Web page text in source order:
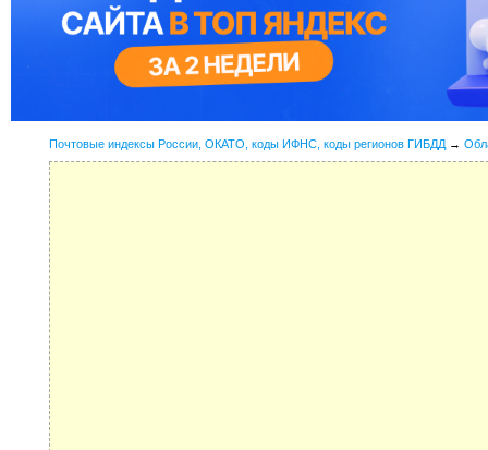
Почтовые индексы России, ОКАТО, коды ИФНС, коды регионов ГИБДД →